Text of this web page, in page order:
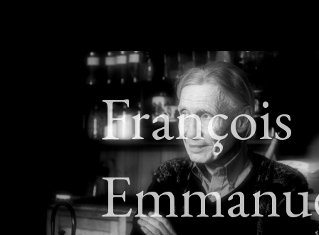
François